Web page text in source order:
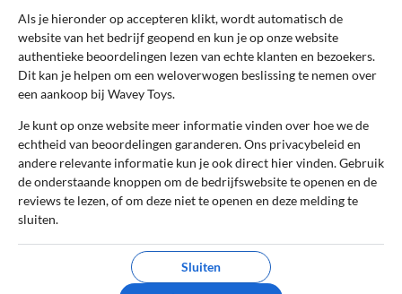
Bestelnummer
Review Titel *
Sterrenbeoordeling *
Als je hieronder op accepteren klikt, wordt automatisch de
website van het bedrijf geopend en kun je op onze website
authentieke beoordelingen lezen van echte klanten en bezoekers.
Dit kan je helpen om een weloverwogen beslissing te nemen over
een aankoop bij Wavey Toys.
Je kunt op onze website meer informatie vinden over hoe we de
echtheid van beoordelingen garanderen. Ons privacybeleid en
andere relevante informatie kun je ook direct hier vinden. Gebruik
de onderstaande knoppen om de bedrijfswebsite te openen en de
reviews te lezen, of om deze niet te openen en deze melding te
sluiten.
Sluiten